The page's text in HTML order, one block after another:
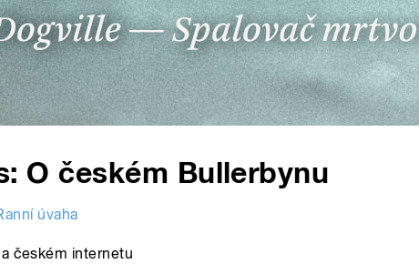
O českém Bullerbynu
úvaha
českém internetu